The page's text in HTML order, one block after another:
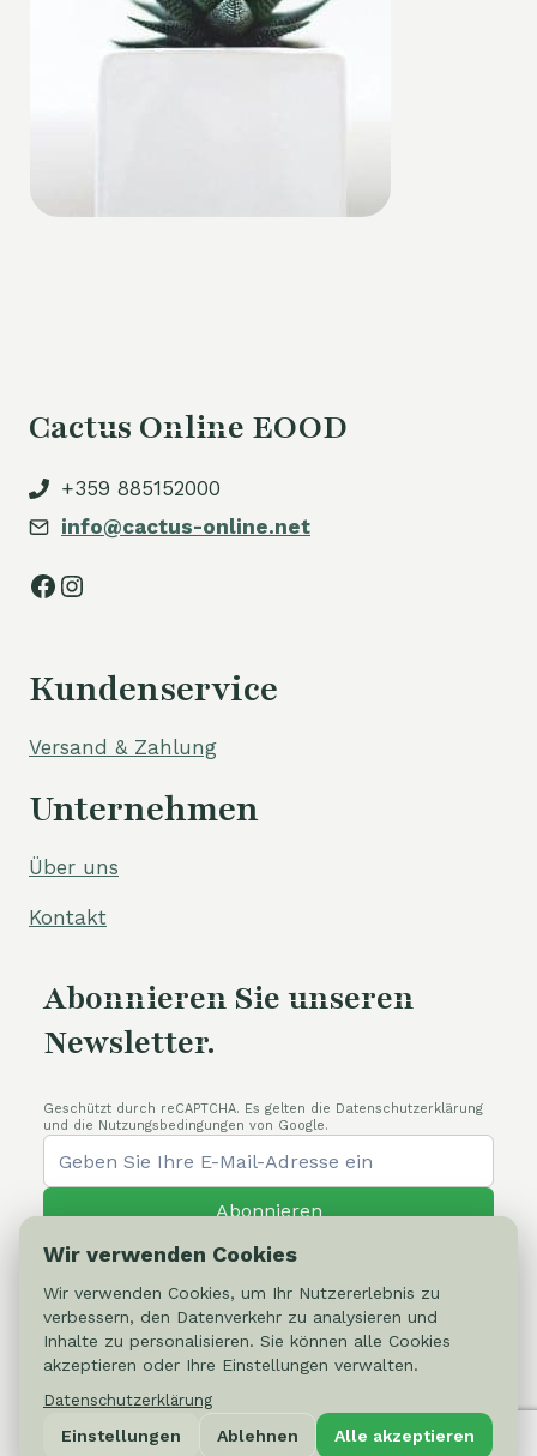
Cactus Online EOOD
+359 885152000
info@cactus-online.net
Facebook
Instagram
Kundenservice
Versand & Zahlung
Unternehmen
Über uns
Kontakt
Abonnieren Sie unseren
Newsletter.
Geschützt durch reCAPTCHA. Es gelten die Datenschutzerklärung
und die Nutzungsbedingungen von Google.
Abonnieren
© 2026 Cactus-online.net
Datenschutzerklärung
Wir verwenden Cookies
Wir verwenden Cookies, um Ihr Nutzererlebnis zu
verbessern, den Datenverkehr zu analysieren und
Inhalte zu personalisieren. Sie können alle Cookies
akzeptieren oder Ihre Einstellungen verwalten.
Datenschutzerklärung
Einstellungen Ablehnen Alle akzeptieren